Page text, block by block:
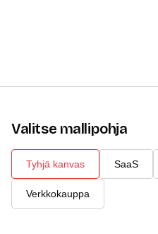
Valitse mallipohja
Tyhjä kanvas SaaS
Verkkokauppa